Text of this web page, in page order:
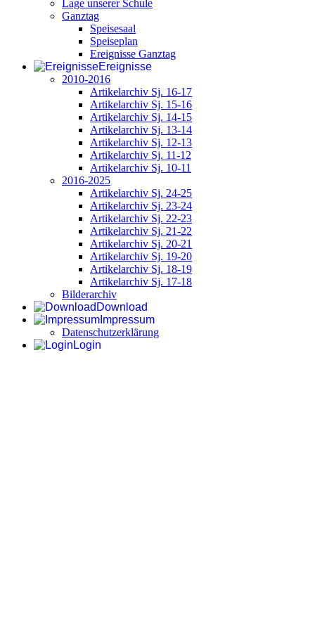
Lage unserer Schule
Ganztag
Speisesaal
Speiseplan
Ereignisse Ganztag
Ereignisse
2010-2016
Artikelarchiv Sj. 16-17
Artikelarchiv Sj. 15-16
Artikelarchiv Sj. 14-15
Artikelarchiv Sj. 13-14
Artikelarchiv Sj. 12-13
Artikelarchiv Sj. 11-12
Artikelarchiv Sj. 10-11
2016-2025
Artikelarchiv Sj. 24-25
Artikelarchiv Sj. 23-24
Artikelarchiv Sj. 22-23
Artikelarchiv Sj. 21-22
Artikelarchiv Sj. 20-21
Artikelarchiv Sj. 19-20
Artikelarchiv Sj. 18-19
Artikelarchiv Sj. 17-18
Bilderarchiv
Download
Impressum
Datenschutzerklärung
Login